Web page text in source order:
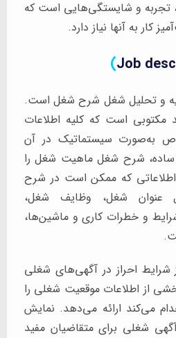
تجربه و شایستگی‌هایی است که
کار به آنها نیاز دارد.
Job
)
و تحلیل شغل شرح شغل است.
است که کلیه اطلاعات
به‌صورت سیستماتیک در آن
شرح شغل ماهیت شغل را
که ممکن است در شرح
شغل، وظایف شغل،
و خطرات کاری و ماشین‌ها،
احراز در آگهی‌های شغلی
از اطلاعات موقعیت شغلی را
می‌کند ارائه می‌دهد. نمایش
شغلی برای متقاضیان مفید